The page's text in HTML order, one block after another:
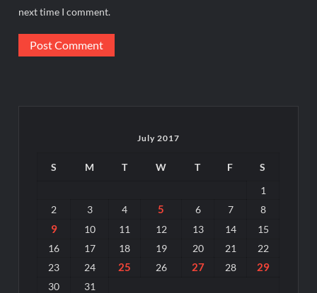
next time I comment.
July 2017
S M T W T F
S
1
2
3 4 5 6 7 8
9 10 11 12 13 14
15
16
17 18 19 20 21
22
23
24 25 26 27 28 29
30
31